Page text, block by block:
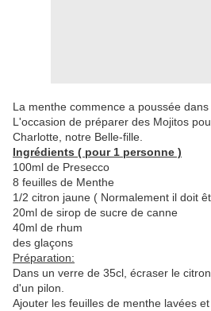
La menthe commence a poussée dans
L'occasion de préparer des Mojitos
Charlotte, notre Belle-fille.
Ingrédients ( pour 1 personne )
100ml de Presecco
8 feuilles de Menthe
1/2 citron jaune ( Normalement il doit
20ml de sirop de sucre de canne
40ml de rhum
des glaçons
Préparation:
Dans un verre de 35cl, écraser le
d'un pilon.
Ajouter les feuilles de menthe lavées